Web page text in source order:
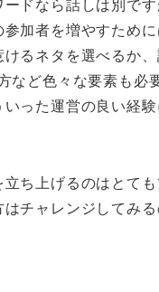
ードなら話しは別で
参加者を増やすため
るネタを選べるか
など色々な要素も必
いった運営の良い経
ち上げるのはとても
チャレンジしてみ